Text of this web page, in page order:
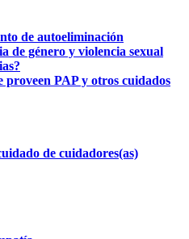
de autoeliminación
de género y violencia sexual
proveen PAP y otros cuidados
de cuidadores(as)